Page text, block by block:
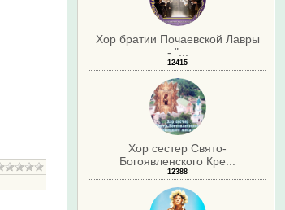
Хор братии Почаевской Лавры
- "...
12415
Хор сестер Свято-
Богоявленского Кре...
12388